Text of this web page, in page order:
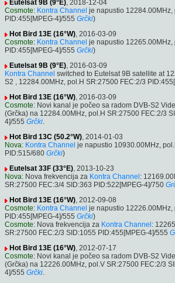
Eutelsat 9B (9°E), 2018-12-04
Cosmote: Kontra Channel je napustio 12284.00MHz,
PID:455[MPEG-4]/555 Grčki)
Hot Bird 13E (16°W), 2016-03-09
Cosmote: Kontra Channel je napustio 12265.00MHz,
PID:455[MPEG-4]/555 Grčki)
Eutelsat 9B (9°E), 2016-03-09
Kontra Channel switched to Eutelsat 9B satellite at
S2 , 12284.00MHz, pol.H SR:27500 FEC:2/3
Hot Bird 13E (16°W), 2016-03-09
Cosmote: Novi kanal je počeo sa radom DVB-S2
(Grčka) na 12284.00MHz, pol.H SR:27500 FEC:2/3
4]/555 Grčki.
Hot Bird 13C (50.2°W), 2014-01-03
Nova: Kontra Channel je napustio 10930.00MHz,
PID:515/680 Grčki)
Eutelsat 33F (33°E), 2013-10-23
Nova: Nova frekvencija za Kontra Channel :
SR:27500 FEC:3/4 SID:363 PID:522[MPEG-4]/750
Hot Bird 13E (16°W), 2012-09-08
Cosmote: Kontra Channel je napustio 12226.00MHz,
PID:455[MPEG-4]/555 Grčki)
Cosmote: Nova frekvencija za Kontra Channel :
SR:27500 FEC:2/3 SID:1055 PID:455[MPEG-4]/555
Hot Bird 13E (16°W), 2012-07-17
Cosmote: Novi kanal je počeo sa radom DVB-S2
(Grčka) na 12226.00MHz, pol.V SR:27500 FEC:2/3
4]/555 Grčki.